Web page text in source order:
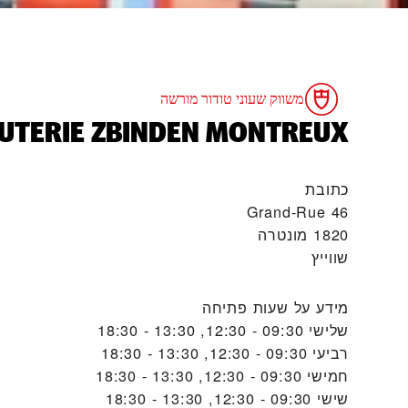
משווק שעוני טודור מורשה
ZBINDEN MONTREUX‬
כתובת
Grand-Rue 46
1820 מונטרה
שווייץ
מידע על שעות פתיחה
שלישי 09:30 - 12:30, 13:30 - 18:30
רביעי 09:30 - 12:30, 13:30 - 18:30
חמישי 09:30 - 12:30, 13:30 - 18:30
שישי 09:30 - 12:30, 13:30 - 18:30